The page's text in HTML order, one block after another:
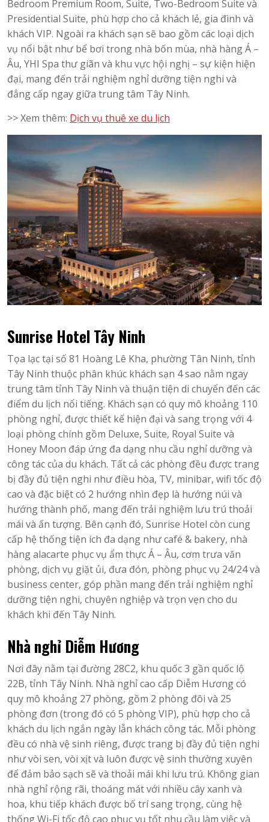
Bedroom Premium Room, Suite, Two-Bedroom Suite và
Presidential Suite, phù hợp cho cả khách lẻ, gia đình và
khách VIP. Ngoài ra khách sạn sẽ bao gồm các loại dịch
vụ nổi bật như bể bơi trong nhà bốn mùa, nhà hàng Á –
Âu, YHI Spa thư giãn và khu vực hội nghị – sự kiện hiện
đại, mang đến trải nghiệm nghỉ dưỡng tiện nghi và
đẳng cấp ngay giữa trung tâm Tây Ninh.
>> Xem thêm: Dịch vụ thuê xe du lịch
Sunrise Hotel Tây Ninh
Tọa lạc tại số 81 Hoàng Lê Kha, phường Tân Ninh, tỉnh
Tây Ninh thuộc phân khúc khách sạn 4 sao nằm ngay
trung tâm tỉnh Tây Ninh và thuận tiện di chuyển đến các
điểm du lịch nổi tiếng. Khách sạn có quy mô khoảng 110
phòng nghỉ, được thiết kế hiện đại và sang trọng với 4
loại phòng chính gồm Deluxe, Suite, Royal Suite và
Honey Moon đáp ứng đa dạng nhu cầu nghỉ dưỡng và
công tác của du khách. Tất cả các phòng đều được trang
bị đầy đủ tiện nghi như điều hòa, TV, minibar, wifi tốc độ
cao và đặc biệt có 2 hướng nhìn đẹp là hướng núi và
hướng thành phố, mang đến trải nghiệm lưu trú thoải
mái và ấn tượng. Bên cạnh đó, Sunrise Hotel còn cung
cấp hệ thống tiện ích đa dạng như café & bakery, nhà
hàng alacarte phục vụ ẩm thực Á – Âu, cơm trưa văn
phòng, dịch vụ giặt ủi, đưa đón, phòng phục vụ 24/24 và
business center, góp phần mang đến trải nghiệm nghỉ
dưỡng tiện nghi, chuyên nghiệp và trọn vẹn cho du
khách khi đến Tây Ninh.
Nhà nghỉ Diễm Hương
Nơi đây nằm tại đường 28C2, khu quốc 3 gần quốc lộ
22B, tỉnh Tây Ninh. Nhà nghỉ cao cấp Diễm Hương có
quy mô khoảng 27 phòng, gồm 2 phòng đôi và 25
phòng đơn (trong đó có 5 phòng VIP), phù hợp cho cả
khách du lịch ngắn ngày lẫn khách công tác. Mỗi phòng
đều có nhà vệ sinh riêng, được trang bị đầy đủ tiện nghi
như vòi sen, vòi xịt và luôn được vệ sinh thường xuyên
để đảm bảo sạch sẽ và thoải mái khi lưu trú. Không gian
nhà nghỉ rộng rãi, thoáng mát với nhiều cây xanh và
hoa, khu tiếp khách được bố trí sang trọng, cùng hệ
thống Wi-Fi tốc độ cao phục vụ tốt nhu cầu làm việc và